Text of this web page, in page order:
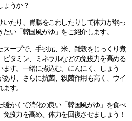
ょうか？
たり、胃腸をこわしたりして体力が弱っ
い「韓国風がゆ」をご紹介します。
ープで、手羽元、米、雑穀をじっくり煮
タミン、ミネラルなどの免疫力を高める
す。一緒に煮込む、にんにく、しょう
り、さらに抗菌、殺菌作用も高く、ウイ
す。
かくて消化の良い「韓国風がゆ」を食べ
疫力を高め、体力を回復させましょう！